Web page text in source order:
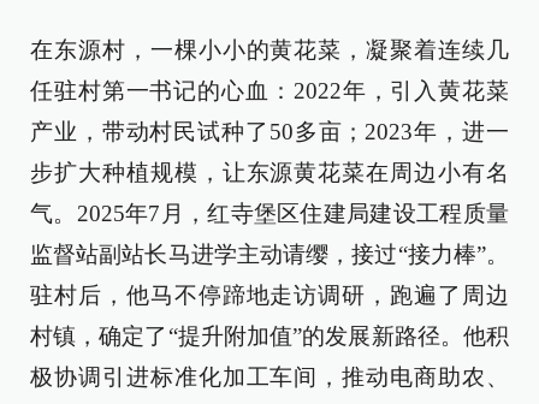
在东源村，一棵小小的黄花菜，凝聚着连续几
任驻村第一书记的心血：2022年，引入黄花菜
产业，带动村民试种了50多亩；2023年，进一
步扩大种植规模，让东源黄花菜在周边小有名
气。2025年7月，红寺堡区住建局建设工程质量
监督站副站长马进学主动请缨，接过“接力棒”。
驻村后，他马不停蹄地走访调研，跑遍了周边
村镇，确定了“提升附加值”的发展新路径。他积
极协调引进标准化加工车间，推动电商助农、